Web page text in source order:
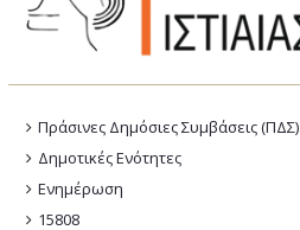
Πράσινες Δημόσιες Συμβάσεις (ΠΔΣ)
Δημοτικές Ενότητες
Ενημέρωση
15808